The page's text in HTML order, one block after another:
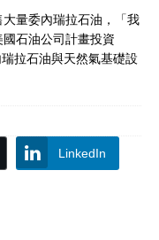
量委內瑞拉石油，「我
石油公司計畫投資
拉石油與天然氣基礎設
LinkedIn